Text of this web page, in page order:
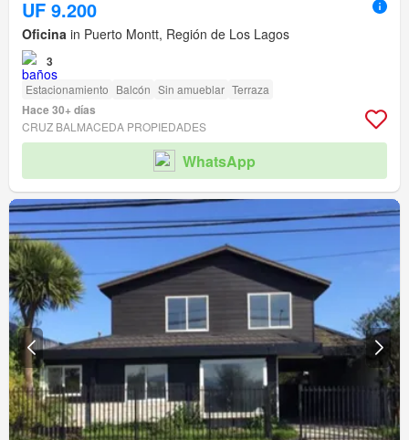
UF 9.200
Oficina in Puerto Montt, Región de Los Lagos
3
Estacionamiento Balcón Sin amueblar Terraza
Hace 30+ días
CRUZ BALMACEDA PROPIEDADES
WhatsApp